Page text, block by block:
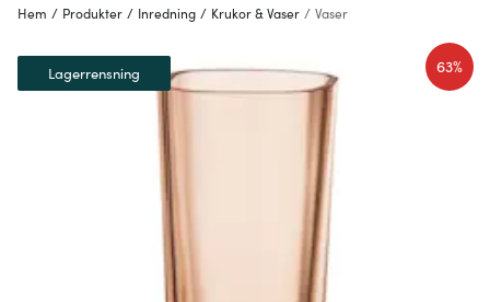
Hem / Produkter / Inredning / Krukor & Vaser / Vaser
63%
Lagerrensning